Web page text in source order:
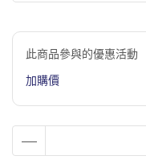
此商品參與的優惠活動
加購價